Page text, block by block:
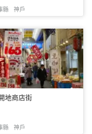
縣 神戶
地商店街
縣 神戶